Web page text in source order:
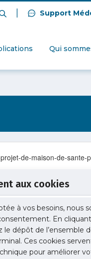
aux cookies
à vos besoins, nous
En
dépôt de l’ensemble
Ces cookies
pour améliorer
Support
Qui
de-maison-de-